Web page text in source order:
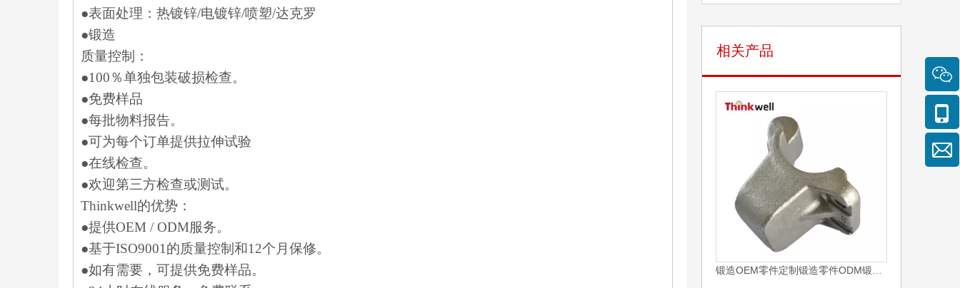
●表面处理：热镀锌/电镀锌/喷塑/达克罗
●锻造
质量控制
：
●100％单独包装破损检查。
●免费样品
●每批物料报告。
●可为每个订单提供拉伸试验
●在线检查。
●欢迎第三方检查或测试。
Thinkwell的优势：
●提供OEM / ODM服务。
●基于ISO9001的质量控制和12个月保修。
●如有需要，可提供免费样品。
相关产品
锻造碳钢OEM零件